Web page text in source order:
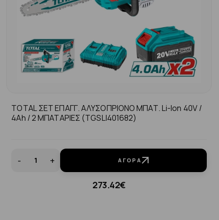
TOTAL ΣΕΤ ΕΠΑΓΓ. ΑΛΥΣΟΠΡΙΟΝΟ ΜΠΑΤ. Li-Ion 40V /
4Ah / 2 ΜΠΑΤΑΡΙΕΣ (TGSLI401682)
- + ΑΓΟΡΆ
273.42€